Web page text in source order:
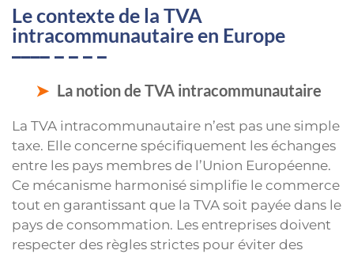
Le contexte de la TVA
intracommunautaire en Europe
La notion de TVA intracommunautaire
La TVA intracommunautaire n’est pas une simple
taxe. Elle concerne spécifiquement les échanges
entre les pays membres de l’Union Européenne.
Ce mécanisme harmonisé simplifie le commerce
tout en garantissant que la TVA soit payée dans le
pays de consommation. Les entreprises doivent
respecter des règles strictes pour éviter des